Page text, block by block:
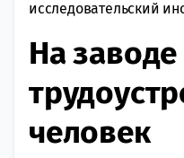
исследовательский
На заводе
человек